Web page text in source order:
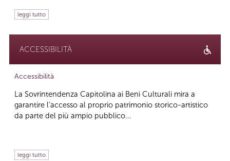
leggi tutto
ACCESSIBILITÀ
Accessibilità
La Sovrintendenza Capitolina ai Beni Culturali mira a
garantire l’accesso al proprio patrimonio storico-artistico
da parte del più ampio pubblico...
leggi tutto